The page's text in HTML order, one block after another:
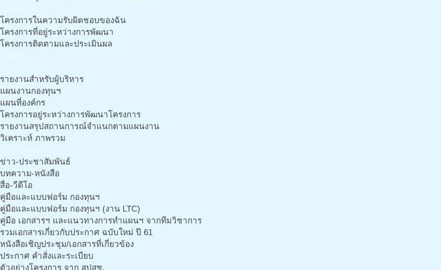
โครงการในความรับผิดชอบของฉัน
โครงการที่อยู่ระหว่างการพัฒนา
โครงการติดตามและประเมินผล
รายงานสำหรับผู้บริหาร
แผนงานกองทุนฯ
แผนที่องค์กร
โครงการอยู่ระหว่างการพัฒนาโครงการ
รายงานสรุปสถานการณ์จำแนกตามแผนงาน
วิเคราะห์ ภาพรวม
ข่าว-ประชาสัมพันธ์
บทความ-หนังสือ
สื่อ-วีดีโอ
คู่มือและแบบฟอร์ม กองทุนฯ
คู่มือและแบบฟอร์ม กองทุนฯ (งาน LTC)
คู่มือ เอกสารฯ และแนวทางการทำแผนฯ จากทีมวิชาการ
รวมเอกสารเกี่ยวกับประกาศ ฉบับใหม่ ปี 61
หนังสือเชิญประชุม/เอกสารที่เกี่ยวข้อง
ประกาศ คำสั่งและระเบียบ
ตัวอย่างโครงการ จาก สปสช.